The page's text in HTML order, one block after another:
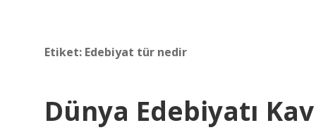
Etiket: Edebiyat tür nedir
Dünya Edebiyatı